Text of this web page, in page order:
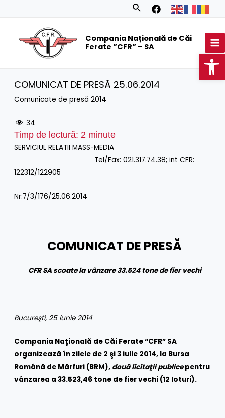
Search
Compania Națională de Căi
Ferate ”CFR” – SA
COMUNICAT DE PRESĂ 25.06.2014
Comunicate de presă 2014
34
Timp de lectură: 2 minute
SERVICIUL RELATII MASS-MEDIA
Tel/Fax: 021.317.74.38; int CFR:
122312/122905
Nr:7/3/176/25.06.2014
COMUNICAT DE PRESĂ
CFR SA scoate la vânzare 33.524 tone de fier vechi
Bucureşti, 25 iunie 2014
Compania Naţională de Căi Ferate “CFR” SA
organizează în zilele de 2 şi 3 iulie 2014, la Bursa
Română de Mărfuri (BRM), două licitaţii publicepentru
vânzarea a 33.523,46 tone de fier vechi (12 loturi).